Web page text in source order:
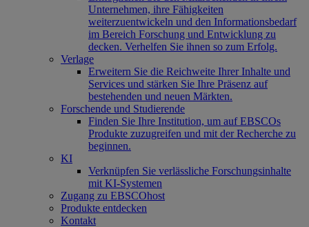
Unternehmen, ihre Fähigkeiten
weiterzuentwickeln und den Informationsbedarf
im Bereich Forschung und Entwicklung zu
decken. Verhelfen Sie ihnen so zum Erfolg.
Verlage
Erweitern Sie die Reichweite Ihrer Inhalte und
Services und stärken Sie Ihre Präsenz auf
bestehenden und neuen Märkten.
Forschende und Studierende
Finden Sie Ihre Institution, um auf EBSCOs
Produkte zuzugreifen und mit der Recherche zu
beginnen.
KI
Verknüpfen Sie verlässliche Forschungsinhalte
mit KI-Systemen
Zugang zu EBSCOhost
Produkte entdecken
Kontakt